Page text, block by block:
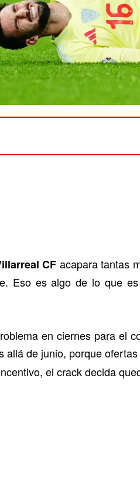
CF acapara tantas
Eso es algo de lo que
en ciernes para el
allá de junio, porque
el crack decida